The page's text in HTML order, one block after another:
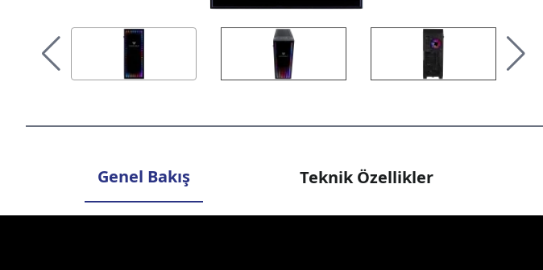
Genel Bakış Teknik Özellikler